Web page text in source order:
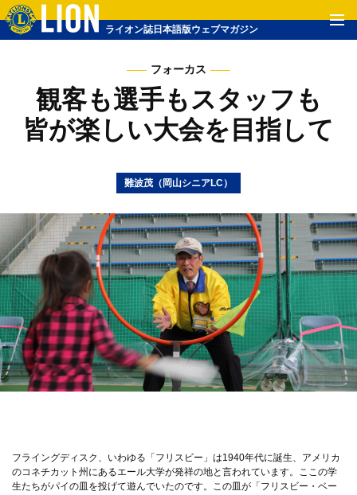
ライオン誌日本語版ウェブマガジン
フォーカス
観客も選手もスタッフも
皆が楽しい大会を目指して
難波茂（岡山シニアLC）
フライングディスク、いわゆる「フリスビー」は1940年代に誕生、アメリカ
のコネチカット州にあるエール大学が発祥の地と言われています。ここの学
生たちがパイの皿を投げて遊んでいたのです。この皿が「フリスビー・ベー